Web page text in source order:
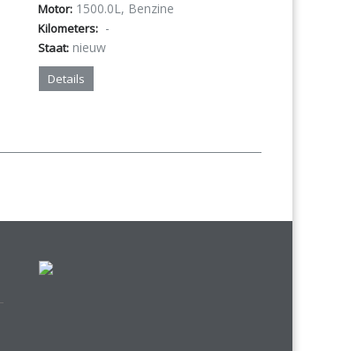
Motor: 1500.0L, Benzine
Kilometers: -
Staat: nieuw
Details